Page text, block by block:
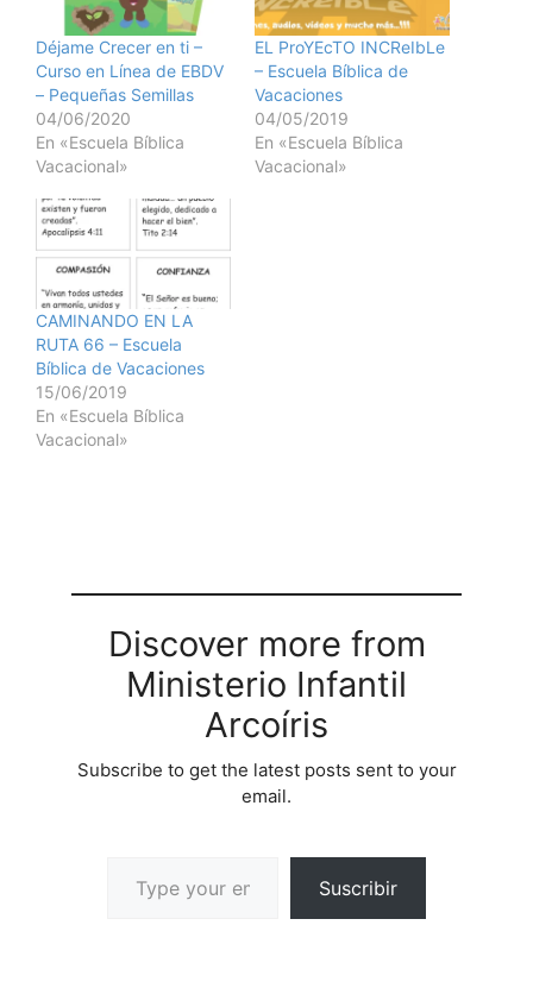
Déjame Crecer en ti –
Curso en Línea de EBDV
– Pequeñas Semillas
04/06/2020
En «Escuela Bíblica
Vacacional»
EL ProYEcTO INCReIbLe
– Escuela Bíblica de
Vacaciones
04/05/2019
En «Escuela Bíblica
Vacacional»
CAMINANDO EN LA
RUTA 66 – Escuela
Bíblica de Vacaciones
15/06/2019
En «Escuela Bíblica
Vacacional»
Discover more from
Ministerio Infantil
Arcoíris
Subscribe to get the latest posts sent to your
email.
Suscribir